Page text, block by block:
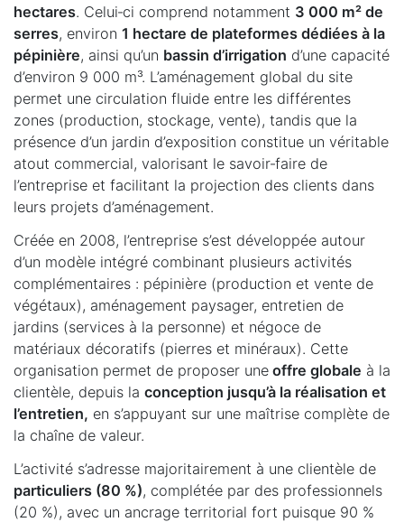
hectares. Celui‑ci comprend notamment 3 000 m² de
serres, environ 1 hectare de plateformes dédiées à la
pépinière, ainsi qu’un bassin d’irrigation d’une capacité
d’environ 9 000 m³. L’aménagement global du site
permet une circulation fluide entre les différentes
zones (production, stockage, vente), tandis que la
présence d’un jardin d’exposition constitue un véritable
atout commercial, valorisant le savoir‑faire de
l’entreprise et facilitant la projection des clients dans
leurs projets d’aménagement.
Créée en 2008, l’entreprise s’est développée autour
d’un modèle intégré combinant plusieurs activités
complémentaires : pépinière (production et vente de
végétaux), aménagement paysager, entretien de
jardins (services à la personne) et négoce de
matériaux décoratifs (pierres et minéraux). Cette
organisation permet de proposer une offre globale à la
clientèle, depuis la conception jusqu’à la réalisation et
l’entretien, en s’appuyant sur une maîtrise complète de
la chaîne de valeur.
L’activité s’adresse majoritairement à une clientèle de
particuliers (80 %), complétée par des professionnels
(20 %), avec un ancrage territorial fort puisque 90 %